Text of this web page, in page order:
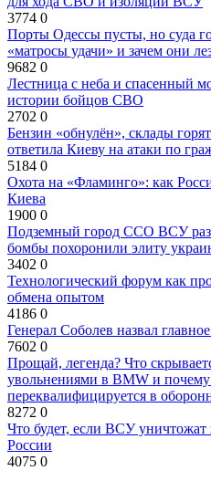
3774 0
Порты Одессы пусты, но суда
«матросы удачи» и зачем они
9682 0
Лестница с неба и спасенный
истории бойцов СВО
2702 0
Бензин «обнулён», склады
ответила Киеву на атаки по
5184 0
Охота на «Фламинго»: как
Киева
1900 0
Подземный город ССО ВСУ
бомбы похоронили элиту
3402 0
Технологический форум как
обмена опытом
4186 0
Генерал Соболев назвал
7602 0
Прощай, легенда? Что
увольнениями в BMW и почему
переквалифицируется в
8272 0
Что будет, если ВСУ уничтожат
России
4075 0